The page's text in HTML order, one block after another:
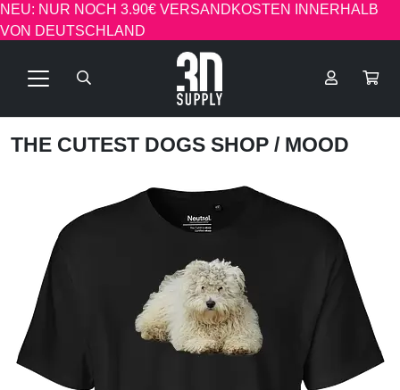
NEU: NUR NOCH 3.90€ VERSANDKOSTEN INNERHALB
VON DEUTSCHLAND
THE CUTEST DOGS SHOP / MOOD